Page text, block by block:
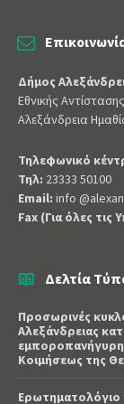
Δήμος
Εθνικής
Αλεξάνδρεια
Τηλεφωνικό
Τηλ: 23333 50100
Email: info
Fax (Για όλες
Δελτία
Προσωρινές
Αλεξάνδρειας
Κοιμήσεως της
Ερωτηματολόγιο